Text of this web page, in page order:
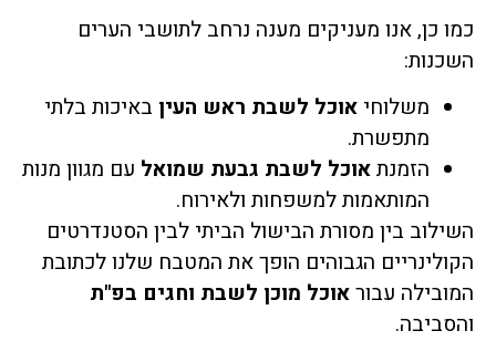
כמו כן, אנו מעניקים מענה נרחב לתושבי הערים
השכנות:
משלוחי אוכל לשבת ראש העין באיכות בלתי
מתפשרת.
הזמנתאוכל לשבת גבעת שמואל עם מגוון מנות
המותאמות למשפחות ולאירוח.
השילוב בין מסורת הבישול הביתי לבין הסטנדרטים
הקולינריים הגבוהים הופך את המטבח שלנו לכתובת
המובילה עבוראוכל מוכן לשבת וחגים בפ"ת
והסביבה.